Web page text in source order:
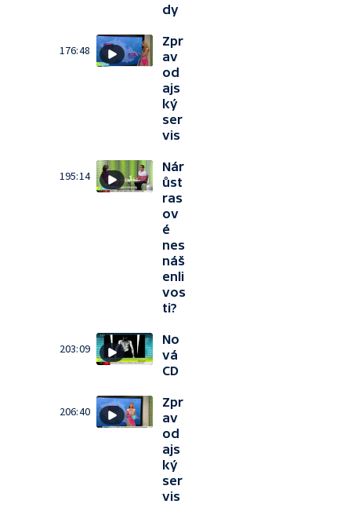
dy
176:48
Zpr
av
od
ajs
ký
ser
vis
195:14
Nár
ůst
ras
ov
é
nes
náš
enli
vos
ti?
203:09
No
vá
CD
206:40
Zpr
av
od
ajs
ký
ser
vis